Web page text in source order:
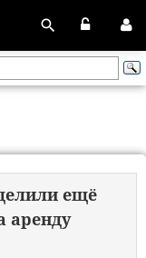
ещё
аренду